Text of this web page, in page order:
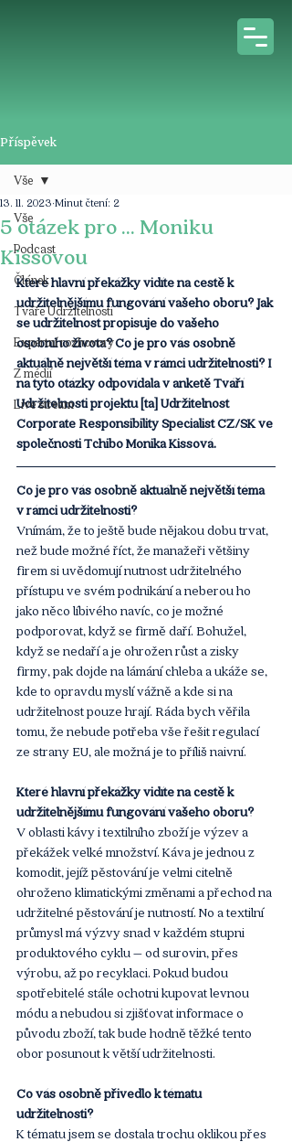
Příspěvek
Vše
Podcast
Článek
Tváře Udržitelnosti
Expertní rozhovory
Z médií
Live stream
Vše
5 otázek pro ... Moniku
Kissovou
13. 11. 2023 Minut čtení: 2
Které hlavní překážky vidíte na cestě k
udržitelnějšímu fungování vašeho oboru? Jak
se udržitelnost propisuje do vašeho
osobního života? Co je pro vás osobně
aktuálně největší téma v rámci udržitelnosti? I
na tyto otázky odpovídala v anketě Tváří
Udržitelnosti projektu [ta] Udržitelnost
Corporate Responsibility Specialist CZ/SK ve
společnosti Tchibo Monika Kissová.
Co je pro vás osobně aktuálně největší téma
v rámci udržitelnosti?
Vnímám, že to ještě bude nějakou dobu trvat,
než bude možné říct, že manažeři většiny
firem si uvědomují nutnost udržitelného
přístupu ve svém podnikání a neberou ho
jako něco líbivého navíc, co je možné
podporovat, když se firmě daří. Bohužel,
když se nedaří a je ohrožen růst a zisky
firmy, pak dojde na lámání chleba a ukáže se,
kde to opravdu myslí vážně a kde si na
udržitelnost pouze hrají. Ráda bych věřila
tomu, že nebude potřeba vše řešit regulací
ze strany EU, ale možná je to příliš naivní.
Které hlavní překážky vidíte na cestě k
udržitelnějšímu fungování vašeho oboru?
V oblasti kávy i textilního zboží je výzev a
překážek velké množství. Káva je jednou z
komodit, jejíž pěstování je velmi citelně
ohroženo klimatickými změnami a přechod na
udržitelné pěstování je nutností. No a textilní
průmysl má výzvy snad v každém stupni
produktového cyklu – od surovin, přes
výrobu, až po recyklaci. Pokud budou
spotřebitelé stále ochotni kupovat levnou
módu a nebudou si zjišťovat informace o
původu zboží, tak bude hodně těžké tento
obor posunout k větší udržitelnosti.
Co vás osobně přivedlo k tématu
udržitelnosti?
K tématu jsem se dostala trochu oklikou přes